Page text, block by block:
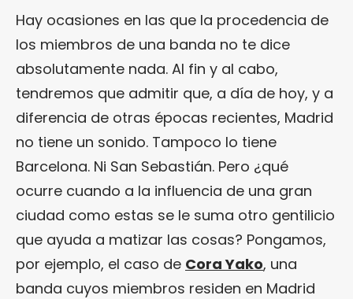
Hay ocasiones en las que la procedencia de
los miembros de una banda no te dice
absolutamente nada. Al fin y al cabo,
tendremos que admitir que, a día de hoy, y a
diferencia de otras épocas recientes, Madrid
no tiene un sonido. Tampoco lo tiene
Barcelona. Ni San Sebastián. Pero ¿qué
ocurre cuando a la influencia de una gran
ciudad como estas se le suma otro gentilicio
que ayuda a matizar las cosas? Pongamos,
por ejemplo, el caso de Cora Yako, una
banda cuyos miembros residen en Madrid